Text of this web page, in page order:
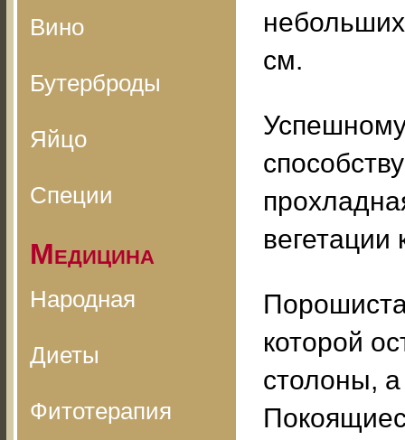
Вино
Бутерброды
Яйцо
Специи
Медицина
Народная
Диеты
Фитотерапия
см.
которой
столоны,